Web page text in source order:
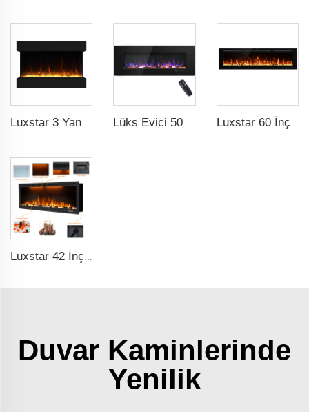
Luxstar 3 Yan Medya Elektrikli Şömine Isıtıcı 36In Led Gerçek Ateş Etkisi Uzaktan Kontrol Lüks Evici 50 Inç Duvara Monte Edilen Elektrikli Ateş Ocağı Ev Isıtıcıları Dekor Gerçek Alev Moda Siyah Gösterim Luxstar 60 İnç Yüksek Kalite Parlaklık Sfeerhaard Elektrikli Şömine Isıtıcı 3 Renk Değişen Led Elektrikli Şömine Zamanlayıcı ile
Luxstar 42 İnç Akıllı Elektrikli Şömine Uygulama Kontrolü Dekor Ateş Elektrikli Şömine Duvara Takılı Satılık
Duvar Kaminlerinde
Yenilik